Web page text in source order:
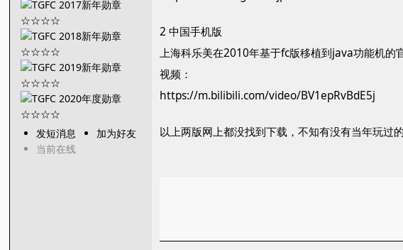
发短消息
加为好友
当前在线
2 中国手机版
上海科乐美在2010年基于fc版移植到java功能机的
视频：
https://m.bilibili.com/video/BV1epRvBdE5j
以上两版网上都没找到下载，不知有没有当年玩过